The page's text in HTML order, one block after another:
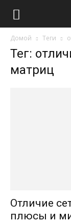
Домой Теги
Тег:
матриц
Отличие
плюсы и